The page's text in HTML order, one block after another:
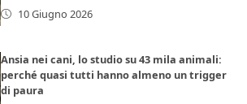
10 Giugno 2026
Ansia nei cani, lo studio su 43 mila animali:
perché quasi tutti hanno almeno un trigger
di paura